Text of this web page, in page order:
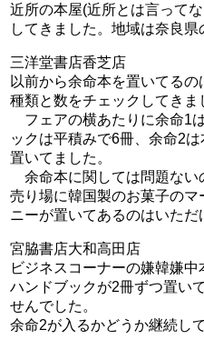
近所の本屋(近所とは言って
してきました。地域は奈良県
三洋堂書店香芝店
以前から余命本を置いてる
種類と数をチェックしてきま
フェアの横あたりに余命1
ックは平積みで6冊、余命2
置いてました。
余命本に関しては問題ない
売り場に韓国製のお菓子の
ニーが置いてあるのはいただ
宮脇書店大和高田店
ビジネスコーナーの嫌韓嫌
ハンドブックが2冊ずつ置い
せんでした。
余命2が入るかどうか継続し